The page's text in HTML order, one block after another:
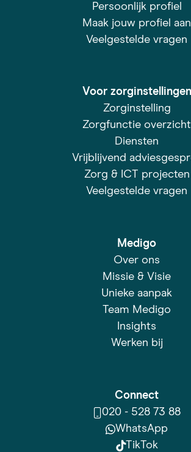
Persoonlijk profiel
Maak jouw profiel aan
Veelgestelde vragen
Voor zorginstellingen
Zorginstelling
Zorgfunctie overzicht
Diensten
Vrijblijvend
Zorg & ICT projecten
Veelgestelde vragen
Medigo
Over ons
Missie & Visie
Unieke aanpak
Team Medigo
Insights
Werken bij
Connect
020 - 528 73 88
WhatsApp
TikTok